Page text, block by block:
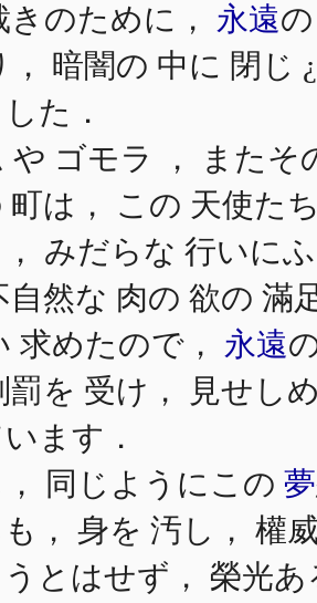
きのために， 永遠
， 暗闇の 中に 閉じ
た．
や ゴモラ ， またそ
町は， この 天使た
みだらな 行いに
自然な 肉の 欲の 滿
求めたので， 永遠
罰を 受け， 見せし
ます．
， 同じようにこの 夢
， 身を 汚し， 權
とはせず， 榮光あ